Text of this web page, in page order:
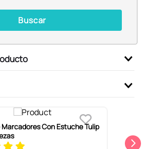
Buscar
Marcadores Con Estuche Tulip